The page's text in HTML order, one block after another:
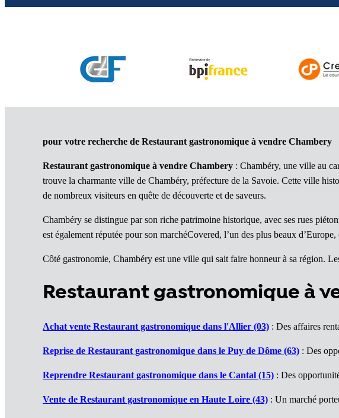
pour votre recherche de Restaurant gastronomique à vendre Chambery
Restaurant gastronomique à vendre Chambery : Chambéry, une ville au
trouve la charmante ville de Chambéry, préfecture de la Savoie. Cette ville
de nombreux visiteurs en quête de découverte et de saveurs.
Chambéry se distingue par son riche patrimoine historique, avec ses rues
est également réputée pour son marchéCovered, l’un des plus beaux
Côté gastronomie, Chambéry est une ville qui sait faire honneur à sa région.
Restaurant gastronomique à
Achat vente Restaurant gastronomique dans l'Allier (03) : Des affaires
Reprise de Restaurant gastronomique dans le Puy de Dôme (63) : Des
Reprendre Restaurant gastronomique dans le Cantal (15) : Des
Vente de Restaurant gastronomique en Haute Loire (43) : Un marché